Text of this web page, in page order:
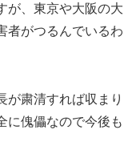
が、東京や大阪の大
者がつるんでいるわ
粛清すれば収まり
に傀儡なので今後も